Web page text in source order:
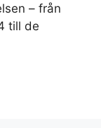
– från
till de